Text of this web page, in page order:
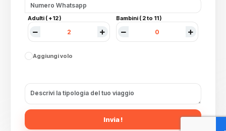
Adulti ( +12 ) Bambini ( 2 to 11 )
Aggiungi volo
Invia !